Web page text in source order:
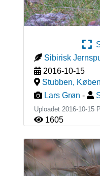
Sibirisk
2016-10-15
Stubben,
Lars Grøn -
Uploadet 2016-10-15
1605